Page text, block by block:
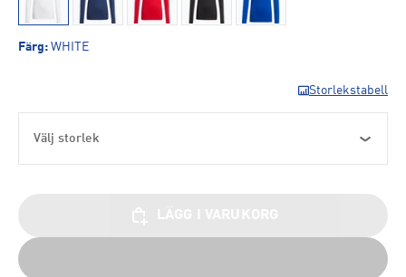
Färg: WHITE
Storlekstabell
Välj storlek